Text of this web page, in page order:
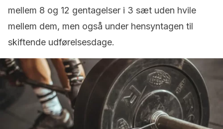
mellem 8 og 12 gentagelser i 3 sæt uden hvile
mellem dem, men også under hensyntagen til
skiftende udførelsesdage.